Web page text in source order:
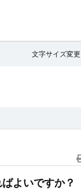
文字サイズ変更
よいですか？